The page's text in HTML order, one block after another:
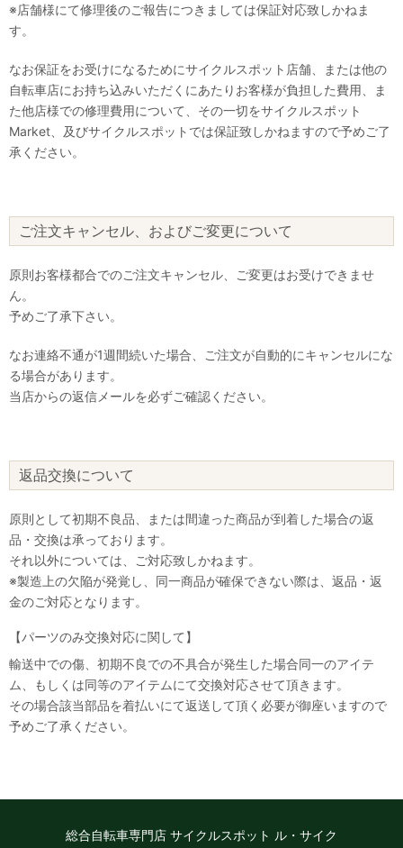
※店舗様にて修理後のご報告につきましては保証対応致しかねま
す。
なお保証をお受けになるためにサイクルスポット店舗、または他の
自転車店にお持ち込みいただくにあたりお客様が負担した費用、ま
た他店様での修理費用について、その一切をサイクルスポット
Market、及びサイクルスポットでは保証致しかねますので予めご了
承ください。
ご注文キャンセル、およびご変更について
原則お客様都合でのご注文キャンセル、ご変更はお受けできませ
ん。
予めご了承下さい。
なお連絡不通が1週間続いた場合、ご注文が自動的にキャンセルにな
る場合があります。
当店からの返信メールを必ずご確認ください。
返品交換について
原則として初期不良品、または間違った商品が到着した場合の返
品・交換は承っております。
それ以外については、ご対応致しかねます。
※製造上の欠陥が発覚し、同一商品が確保できない際は、返品・返
金のご対応となります。
【パーツのみ交換対応に関して】
輸送中での傷、初期不良での不具合が発生した場合同一のアイテ
ム、もしくは同等のアイテムにて交換対応させて頂きます。
その場合該当部品を着払いにて返送して頂く必要が御座いますので
予めご了承ください。
総合自転車専門店 サイクルスポット ル・サイク